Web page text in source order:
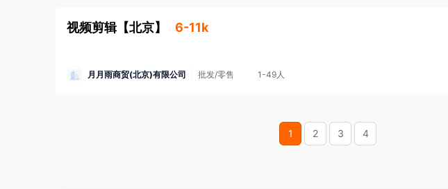
视频剪辑 【北京】 6-11k
月月雨商贸(北京)有限公司 批发/零售 1-49人
1 2 3 4